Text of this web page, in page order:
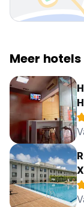
Meer